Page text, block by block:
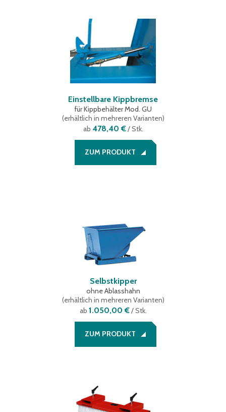
Einstellbare Kippbremse
für Kippbehälter Mod. GU
(erhältlich in mehreren Varianten)
ab 478,40 €/ Stk.
ZUM PRODUKT
Selbstkipper
ohne Ablasshahn
(erhältlich in mehreren Varianten)
ab 1.050,00 €/ Stk.
ZUM PRODUKT